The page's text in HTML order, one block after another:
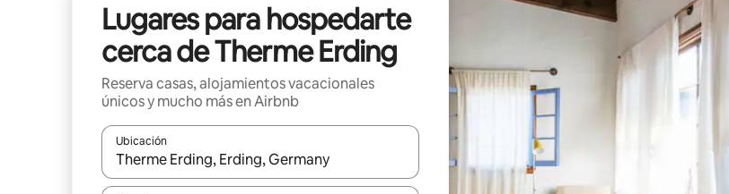
Lugares para hospedarte
cerca de Therme Erding
Reserva casas, alojamientos vacacionales
únicos y mucho más en Airbnb
Ubicación
Cuando los resultados estén disponibles, podrás navegar usando las teclas de las flechas hacia arriba y